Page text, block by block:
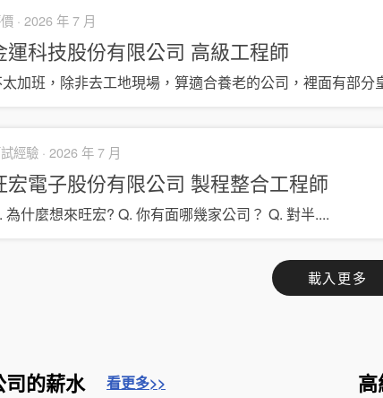
· 2026 年 7 月
運科技股份有限公司 高級工程師
加班，除非去工地現場，算適合養老的公司，裡面有部分
經驗 · 2026 年 7 月
宏電子股份有限公司 製程整合工程師
為什麼想來旺宏? Q. 你有面哪幾家公司？ Q. 對半....
載入更多
的薪水 看更多>>